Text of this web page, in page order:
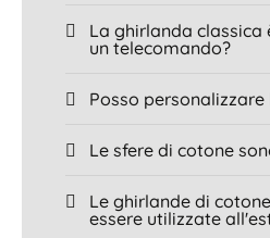
La ghirlanda
un telecomando?
Posso
Le sfere di cotone
Le ghirlande di
essere utilizzate